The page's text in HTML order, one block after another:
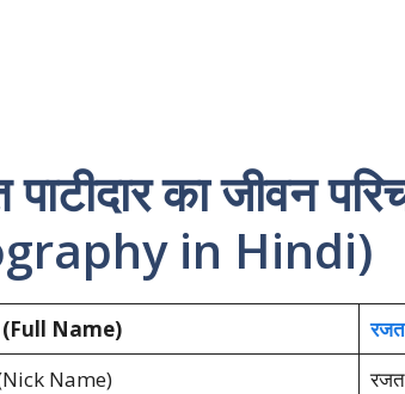
पाटीदार का जीवन
in Hindi)
(Full Name) रजत
Name)